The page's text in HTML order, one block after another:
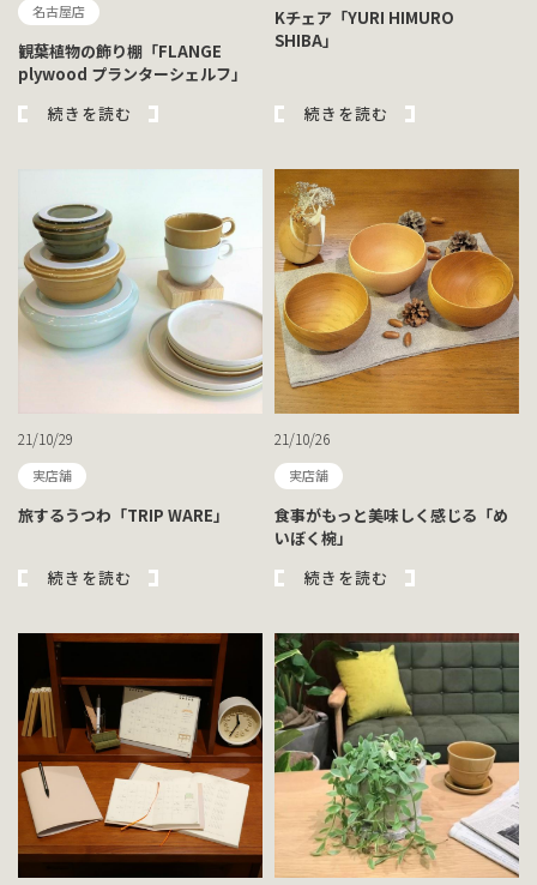
名古屋店
観葉植物の飾り棚「FLANGE
plywood プランターシェルフ」
続きを読む
Kチェア「YURI HIMURO
SHIBA」
続きを読む
21/10/29
実店舗
旅するうつわ「TRIP WARE」
続きを読む
21/10/26
実店舗
食事がもっと美味しく感じる「め
いぼく椀」
続きを読む